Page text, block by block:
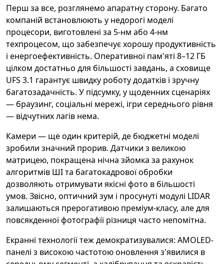
Перш за все, розглянемо апаратну сторону. Багато
компаній встановлюють у недорогі моделі
процесори, виготовлені за 5-нм або 4-нм
техпроцесом, що забезпечує хорошу продуктивність
і енергоефективність. Оперативної пам'яті 8–12 ГБ
цілком достатньо для більшості завдань, а сховище
UFS 3.1 гарантує швидку роботу додатків і зручну
багатозадачність. У підсумку, у щоденних сценаріях
— браузинг, соціальні мережі, ігри середнього рівня
— відчутних лагів нема.
Камери — ще один критерій, де бюджетні моделі
зробили значний прорив. Датчики з великою
матрицею, покращена нічна зйомка за рахунок
алгоритмів ШІ та багатокадрової обробки
дозволяють отримувати якісні фото в більшості
умов. Звісно, оптичний зум і просунуті модулі LIDAR
залишаються прерогативою преміум-класу, але для
повсякденної фотографії різниця часто непомітна.
Екранні технології теж демократизувалися: AMOLED-
панелі з високою частотою оновлення з'явилися в